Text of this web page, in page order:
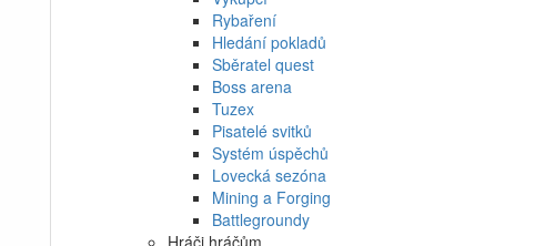
Rybaření
Hledání pokladů
Sběratel quest
Boss arena
Tuzex
Pisatelé svitků
Systém úspěchů
Lovecká sezóna
Mining a Forging
Battlegroundy
Hráči hráčům